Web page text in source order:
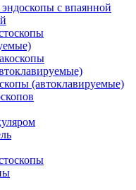
с впаянной
(автоклавируемые)